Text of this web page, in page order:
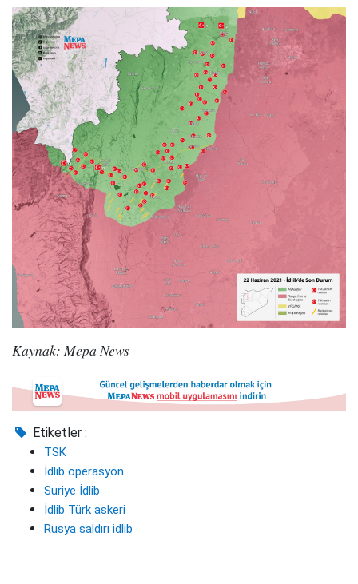
Kaynak: Mepa News
Etiketler :
TSK
İdlib operasyon
Suriye İdlib
İdlib Türk askeri
Rusya saldırı idlib